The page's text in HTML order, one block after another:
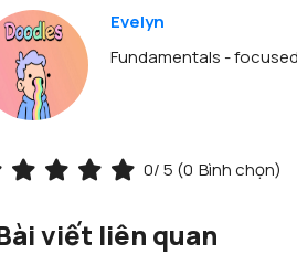
Evelyn
Fundamentals -
0/ 5 (0 Bình chọn)
viết liên quan